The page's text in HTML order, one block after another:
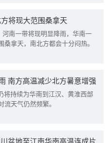
将现大范围桑拿天
南一带将现明显降雨，华南一
拿天，南北方都会十分闷热。
南方高温减少北方暑意增强
将持续为华南到江汉、黄淮西部
天气仍然频繁。